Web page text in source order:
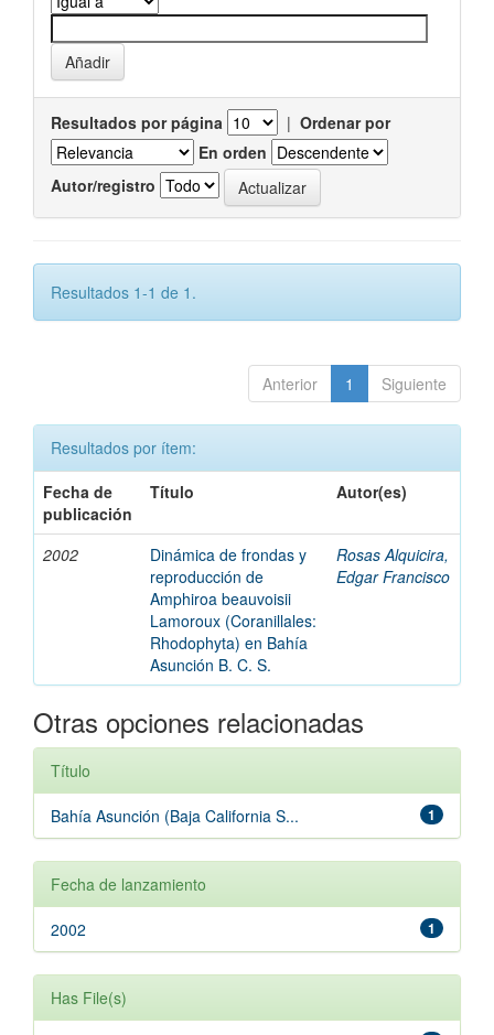
Resultados por página | Ordenar por
En orden
Autor/registro
Resultados 1-1 de 1.
Anterior 1 Siguiente
Resultados por ítem:
Fecha de
publicación
Título Autor(es)
2002
Dinámica de frondas y
reproducción de
Amphiroa beauvoisii
Lamoroux (Coranillales:
Rhodophyta) en Bahía
Asunción B. C. S.
Rosas Alquicira,
Edgar Francisco
Otras opciones relacionadas
Título
1
Bahía Asunción (Baja California S...
Fecha de lanzamiento
1
2002
Has File(s)